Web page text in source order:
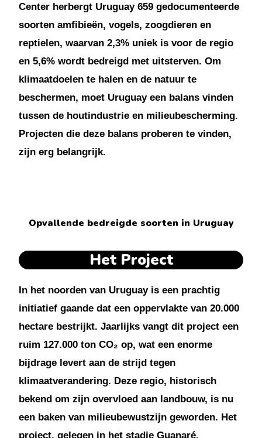
Center herbergt Uruguay 659 gedocumenteerde
soorten amfibieën, vogels, zoogdieren en
reptielen, waarvan 2,3% uniek is voor de regio
en 5,6% wordt bedreigd met uitsterven. Om
klimaatdoelen te halen en de natuur te
beschermen, moet Uruguay een balans vinden
tussen de houtindustrie en milieubescherming.
Projecten die deze balans proberen te vinden,
zijn erg belangrijk.
Opvallende bedreigde soorten in Uruguay
Het Project
In het noorden van Uruguay is een prachtig
initiatief gaande dat een oppervlakte van 20.000
hectare bestrijkt. Jaarlijks vangt dit project een
ruim 127.000 ton CO₂ op, wat een enorme
bijdrage levert aan de strijd tegen
klimaatverandering. Deze regio, historisch
bekend om zijn overvloed aan landbouw, is nu
een baken van milieubewustzijn geworden. Het
project, gelegen in het stadje Guanaré,